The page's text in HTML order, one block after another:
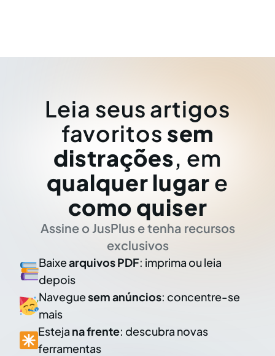
Leia seus artigos
favoritos sem
distrações, em
qualquer lugar e
como quiser
Assine o JusPlus e tenha recursos
exclusivos
Baixearquivos PDF: imprima ou leia
depois
Naveguesem anúncios: concentre-se
mais
Esteja na frente: descubra novas
ferramentas